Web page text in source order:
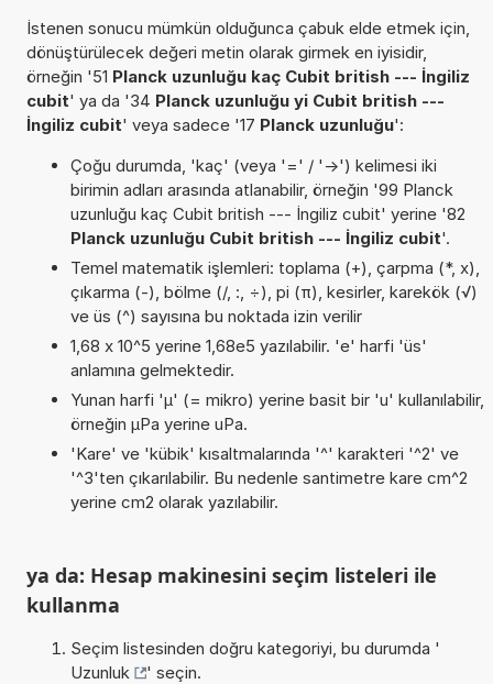
İstenen sonucu mümkün olduğunca çabuk elde etmek için,
dönüştürülecek değeri metin olarak girmek en iyisidir,
örneğin '51 Planck uzunluğu kaç Cubit british --- İngiliz
cubit' ya da '34 Planck uzunluğu yi Cubit british ---
İngiliz cubit' veya sadece '17 Planck uzunluğu':
Çoğu durumda, 'kaç' (veya '=' / '->') kelimesi iki
birimin adları arasında atlanabilir, örneğin '99 Planck
uzunluğu kaç Cubit british --- İngiliz cubit' yerine '82
Planck uzunluğu Cubit british --- İngiliz cubit'.
Temel matematik işlemleri: toplama (+), çarpma (*, x),
çıkarma (-), bölme (/, :, ÷), pi (π), kesirler, karekök (√)
ve üs (^) sayısına bu noktada izin verilir
1,68 x 10^5 yerine 1,68e5 yazılabilir. 'e' harfi 'üs'
anlamına gelmektedir.
Yunan harfi 'µ' (= mikro) yerine basit bir 'u' kullanılabilir,
örneğin µPa yerine uPa.
'Kare' ve 'kübik' kısaltmalarında '^' karakteri '^2' ve
'^3'ten çıkarılabilir. Bu nedenle santimetre kare cm^2
yerine cm2 olarak yazılabilir.
ya da: Hesap makinesini seçim listeleri ile
kullanma
Seçim listesinden doğru kategoriyi, bu durumda '
Uzunluk
' seçin.